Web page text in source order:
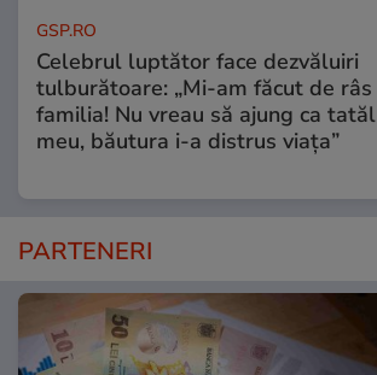
GSP.RO
Celebrul luptător face dezvăluiri
tulburătoare: „Mi-am făcut de râs
familia! Nu vreau să ajung ca tatăl
meu, băutura i-a distrus viața”
PARTENERI